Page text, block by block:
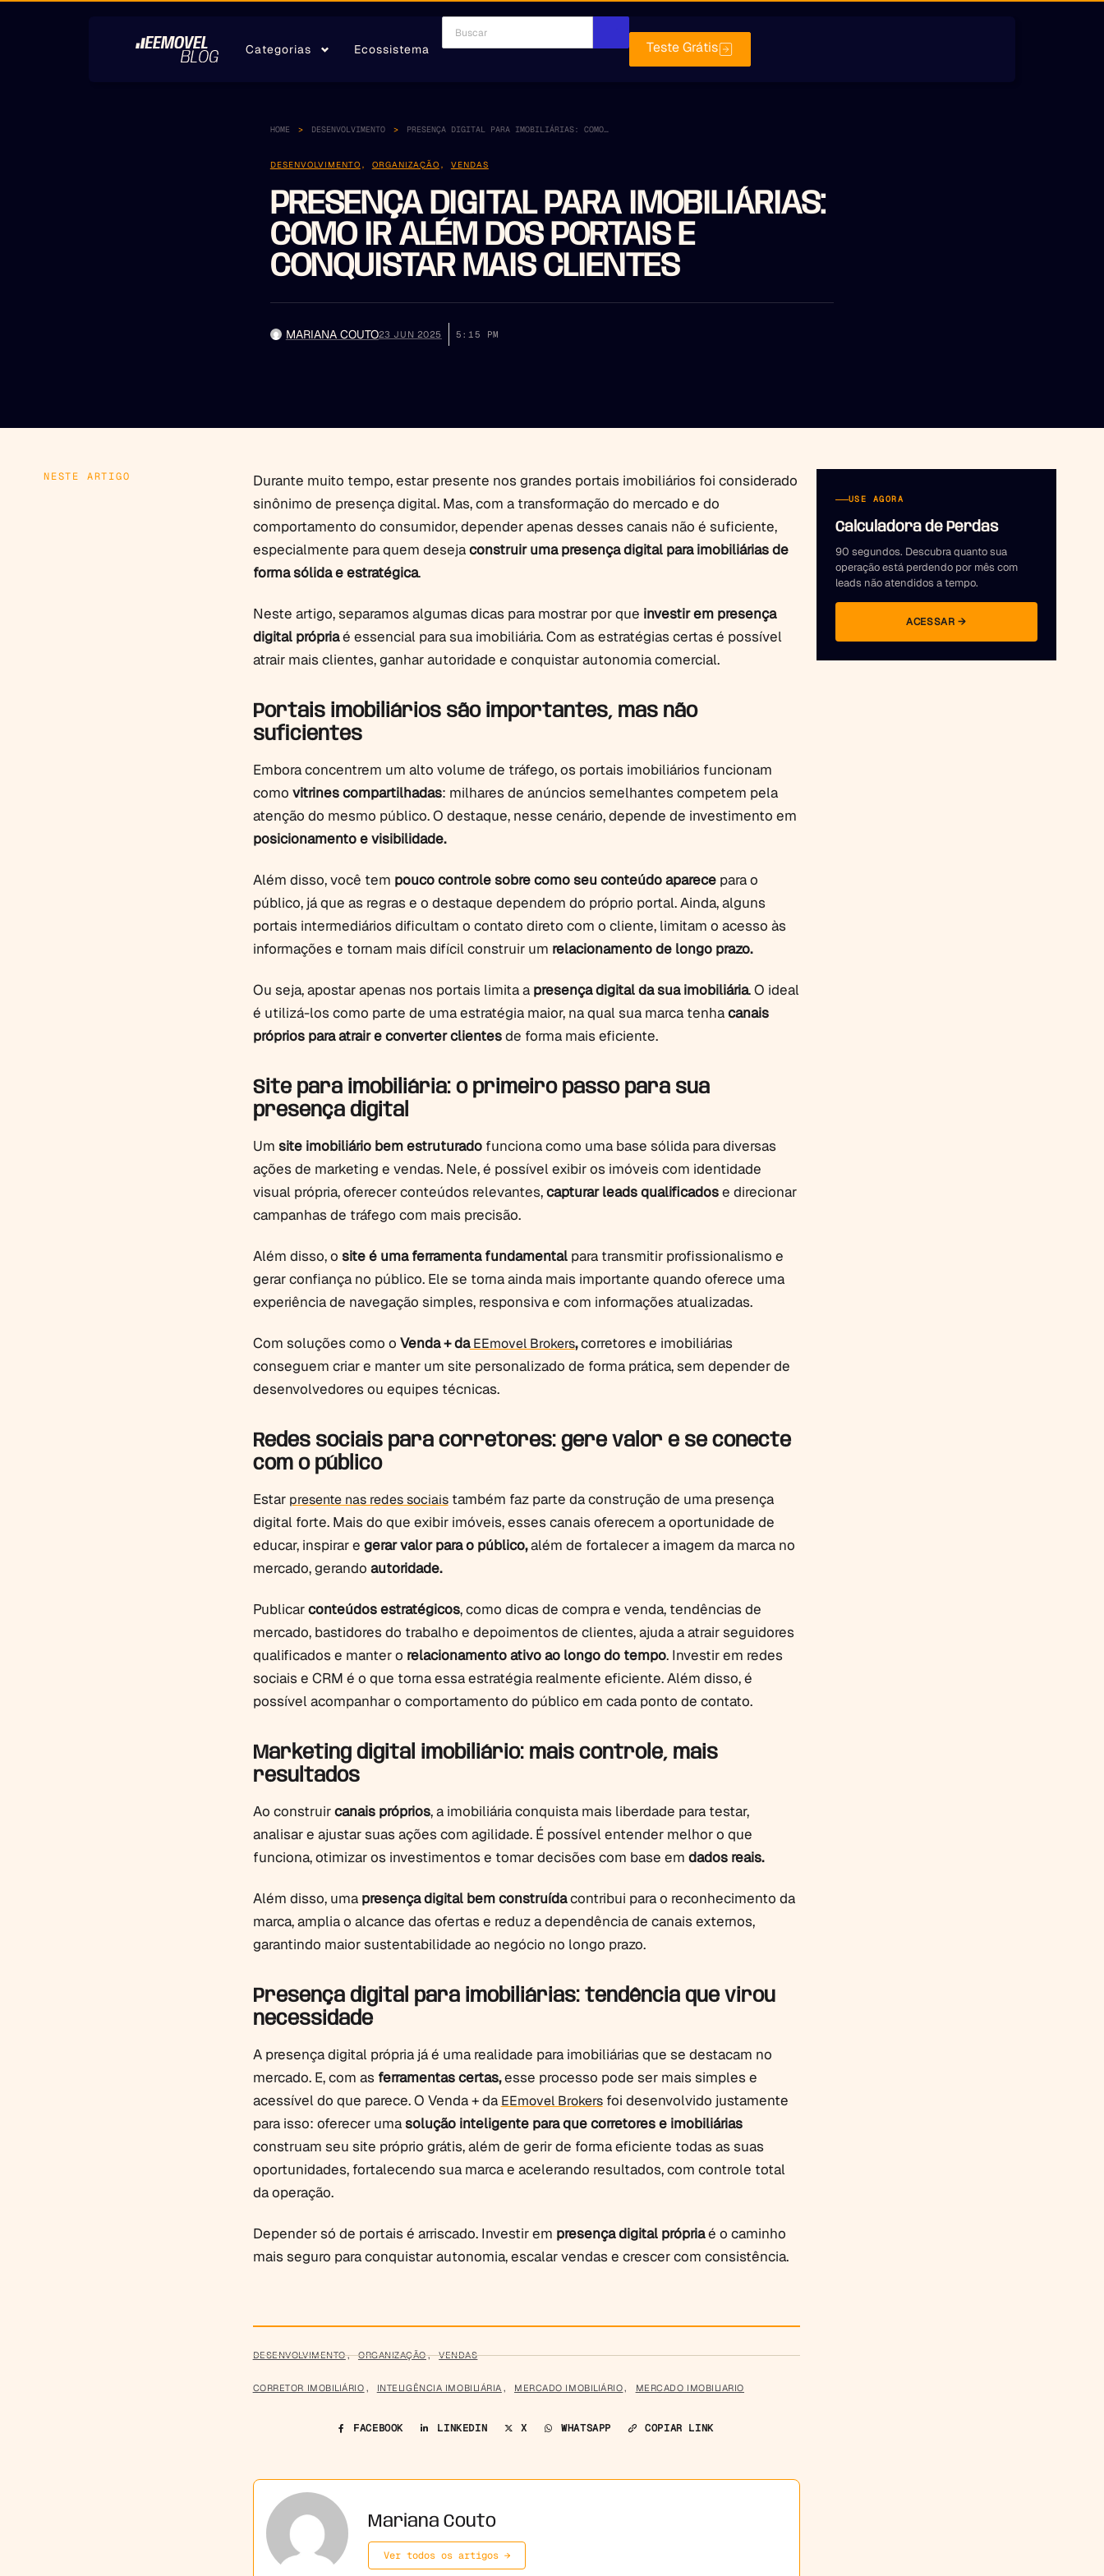
Categorias Ecossistema Teste Grátis
HOME DESENVOLVIMENTO PRESENÇA DIGITAL PARA IMOBILIÁRIAS: COMO IR ALÉM DOS PORTAIS E CONQUISTAR MAIS CLIENTES
DESENVOLVIMENTO , ORGANIZAÇÃO , VENDAS
PRESENÇA DIGITAL PARA IMOBILIÁRIAS:
COMO IR ALÉM DOS PORTAIS E
CONQUISTAR MAIS CLIENTES
MARIANA COUTO23 JUN 2025 5:15 PM
NESTE ARTIGO
Durante muito tempo, estar presente nos grandes portais imobiliários foi considerado
sinônimo de presença digital. Mas, com a transformação do mercado e do
comportamento do consumidor, depender apenas desses canais não é suficiente,
especialmente para quem desejaconstruir uma presença digital para imobiliárias de
forma sólida e estratégica.
Neste artigo, separamos algumas dicas para mostrar por que investir em presença
digital própriaé essencial para sua imobiliária. Com as estratégias certas é possível
atrair mais clientes, ganhar autoridade e conquistar autonomia comercial.
Portais imobiliários são importantes, mas não
suficientes
Embora concentrem um alto volume de tráfego, os portais imobiliários funcionam
como vitrines compartilhadas: milhares de anúncios semelhantes competem pela
atenção do mesmo público. O destaque, nesse cenário, depende de investimento em
posicionamento e visibilidade.
Além disso, você tem pouco controle sobre como seu conteúdo aparece para o
público, já que as regras e o destaque dependem do próprio portal. Ainda, alguns
portais intermediários dificultam o contato direto com o cliente, limitam o acesso às
informações e tornam mais difícil construir um relacionamento de longo prazo.
Ou seja, apostar apenas nos portais limita apresença digital da sua imobiliária. O ideal
é utilizá-los como parte de uma estratégia maior, na qual sua marca tenhacanais
próprios para atrair e converter clientesde forma mais eficiente.
Site para imobiliária: o primeiro passo para sua
presença digital
Um site imobiliário bem estruturadofunciona como uma base sólida para diversas
ações de marketing e vendas. Nele, é possível exibir os imóveis com identidade
visual própria, oferecer conteúdos relevantes,capturar leads qualificadose direcionar
campanhas de tráfego com mais precisão.
Além disso, o site é uma ferramenta fundamental para transmitir profissionalismo e
gerar confiança no público. Ele se torna ainda mais importante quando oferece uma
experiência de navegação simples, responsiva e com informações atualizadas.
Com soluções como o Venda + daEEmovel Brokers,corretores e imobiliárias
conseguem criar e manter um site personalizado de forma prática, sem depender de
desenvolvedores ou equipes técnicas.
Redes sociais para corretores: gere valor e se conecte
com o público
Estar presente nas redes sociaistambém faz parte da construção de uma presença
digital forte. Mais do que exibir imóveis, esses canais oferecem a oportunidade de
educar, inspirar e gerar valor para o público,além de fortalecer a imagem da marca no
mercado, gerando autoridade.
Publicarconteúdos estratégicos, como dicas de compra e venda, tendências de
mercado, bastidores do trabalho e depoimentos de clientes, ajuda a atrair seguidores
qualificados e manter o relacionamento ativo ao longo do tempo. Investir em redes
sociais e CRM é o que torna essa estratégia realmente eficiente. Além disso, é
possível acompanhar o comportamento do público em cada ponto de contato.
Marketing digital imobiliário: mais controle, mais
resultados
Ao construircanais próprios, a imobiliária conquista mais liberdade para testar,
analisar e ajustar suas ações com agilidade. É possível entender melhor o que
funciona, otimizar os investimentos e tomar decisões com base em dados reais.
Além disso, uma presença digital bem construídacontribui para o reconhecimento da
marca, amplia o alcance das ofertas e reduz a dependência de canais externos,
garantindo maior sustentabilidade ao negócio no longo prazo.
Presença digital para imobiliárias: tendência que virou
necessidade
A presença digital própria já é uma realidade para imobiliárias que se destacam no
mercado. E, com as ferramentas certas,esse processo pode ser mais simples e
acessível do que parece. O Venda + da EEmovel Brokersfoi desenvolvido justamente
para isso: oferecer umasolução inteligente para que corretores e imobiliárias
construam seu site próprio grátis, além de gerir de forma eficiente todas as suas
oportunidades, fortalecendo sua marca e acelerando resultados, com controle total
da operação.
Depender só de portais é arriscado. Investir em presença digital própriaé o caminho
mais seguro para conquistar autonomia, escalar vendas e crescer com consistência.
DESENVOLVIMENTO,ORGANIZAÇÃO,VENDAS
CORRETOR IMOBILIÁRIO , INTELIGÊNCIA IMOBILIÁRIA , MERCADO IMOBILIÁRIO, MERCADO IMOBILIARIO
FACEBOOK LINKEDIN X WHATSAPP COPIAR LINK
Mariana Couto
Ver todos os artigos →
USE AGORA
Calculadora de Perdas
90 segundos. Descubra quanto sua
operação está perdendo por mês com
leads não atendidos a tempo.
ACESSAR →